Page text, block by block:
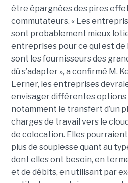
être épargnées des pires
commutateurs. « Les
sont probablement mieux
entreprises pour ce qui est de
sont les fournisseurs des
dû s’adapter », a confirmé M.
Lerner, les entreprises
envisager différentes
notamment le transfert d’un
charges de travail vers le
de colocation. Elles
plus de souplesse quant au
dont elles ont besoin, en
et de débits, en utilisant par